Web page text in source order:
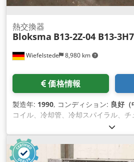
Wiefelstede 8,980 km
熱交換器
Bloksma B13-2Z-04 B13-
価格情報
製造年: 1990, コンディション: 良好（
コイル、冷却管、冷却スパイラル、
器 - 製造者：Bloksma、チューブバン
Crjdpfewu Tk Sox Aa Eef - 型式：
使用圧力：6.5 / 3.5 bar - 寸法：
61 kg